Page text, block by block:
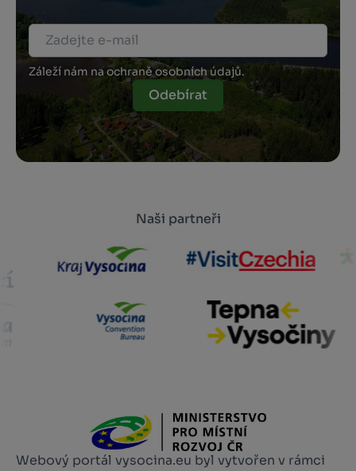
Záleží nám na ochraně osobních údajů.
Odebírat
Naši partneři
Webový portál vysocina.eu byl vytvořen v rámci